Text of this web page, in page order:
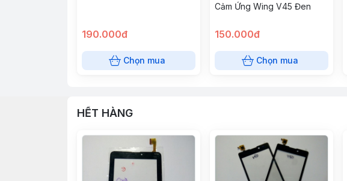
190.000đ
Chọn mua
Cảm Ứng Wing V45 Đen
150.000đ
Chọn mua
HẾT HÀNG